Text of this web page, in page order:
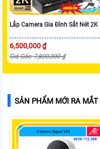
Lắp Camera Gia Đình Sắt Nét 2K
6,500,000 ₫
Giá Gốc: 7,800,000 ₫
SẢN PHẨM MỚI RA MẮT